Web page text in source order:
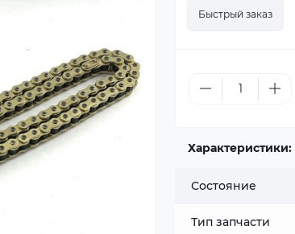
Быстрый заказ
Характеристики:
Состояние
Тип запчасти